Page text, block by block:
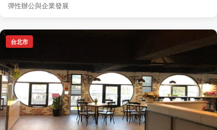
彈性辦公與企業發展
台北市